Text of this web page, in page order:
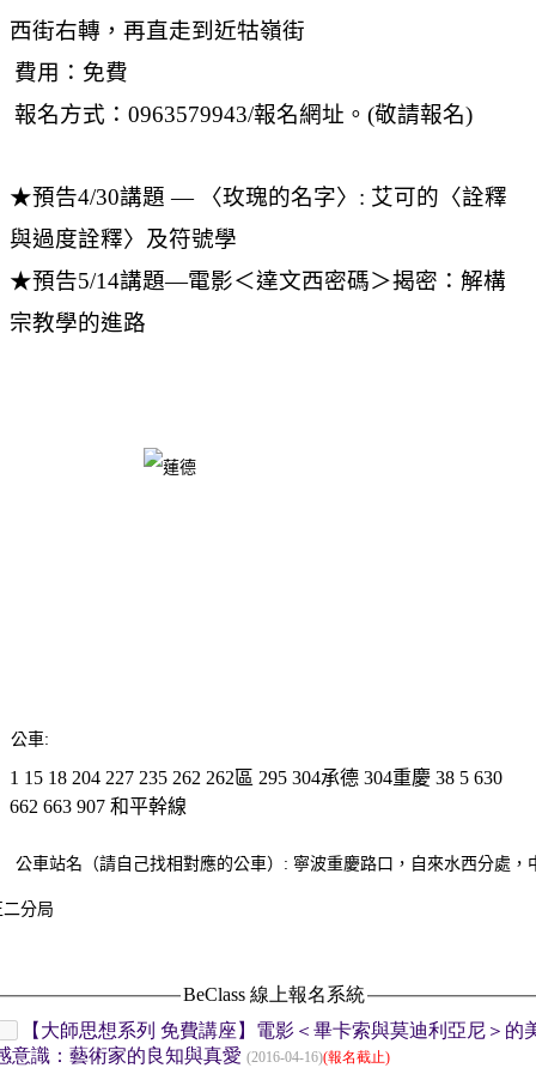
西街右轉，再直走到近牯嶺街
費用：免費
報名方式：0963579943/報名網址。(敬請報名)
★預告4/30講題 — 〈玫瑰的名字〉: 艾可的〈詮釋
與過度詮釋〉及符號學
★預告5/14講題—電影＜達文西密碼＞揭密：解構
宗教學的進路
公車:
1 15 18 204 227 235 262 262區 295 304承德 304重慶 38 5 630
662 663 907 和平幹線
公車站名（請自己找相對應的公車）: 寧波重慶路口，自來水西分處，
二分局